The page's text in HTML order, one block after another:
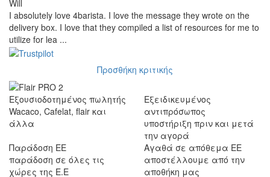
Will
I absolutely love 4barista. I love the message they wrote on the
delivery box. I love that they compiled a list of resources for me to
utilize for lea ...
Προσθήκη κριτικής
Εξουσιοδοτημένος πωλητής
Wacaco, Cafelat, flair και
άλλα
Εξειδικευμένος
αντιπρόσωπος
υποστήριξη πριν και μετά
την αγορά
Παράδοση ΕΕ
παράδοση σε όλες τις
χώρες της Ε.Ε
Αγαθά σε απόθεμα ΕΕ
αποστέλλουμε από την
αποθήκη μας